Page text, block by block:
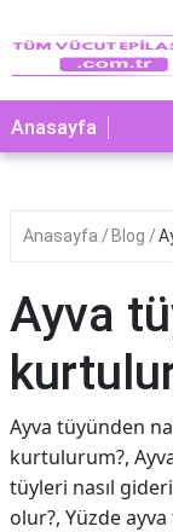
Anasayfa
Anasayfa Blog
Ayva
Ayva tüyünden
kurtulurum?,
tüyleri nasıl
olur?, Yüzde